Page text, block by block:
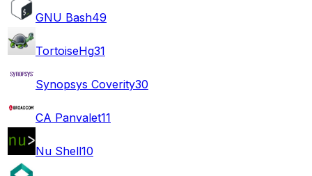
GNU Bash49
TortoiseHg31
Synopsys Coverity30
CA Panvalet11
Nu Shell10